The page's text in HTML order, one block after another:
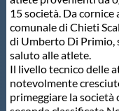
Propaganda
Centri Federali
15 società. Da
comunale di Chieti
di Umberto Di Primio,
saluto alle atlete.
Il livello tecnico delle
notevolmente
primeggiare la società